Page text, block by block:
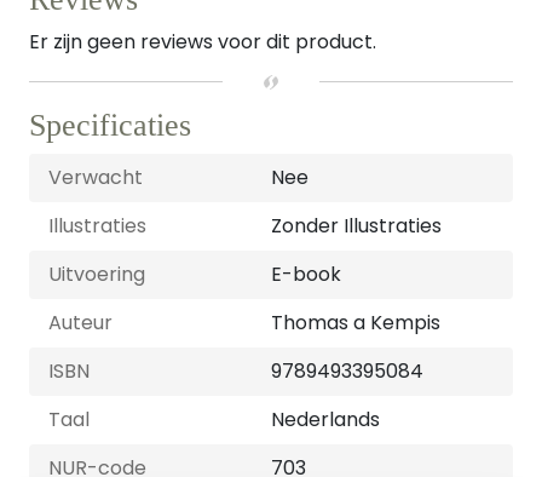
Er zijn geen reviews voor dit product.
Specificaties
Verwacht
Nee
Illustraties
Zonder Illustraties
Uitvoering
E-book
Auteur
Thomas a Kempis
ISBN
9789493395084
Taal
Nederlands
NUR-code
703